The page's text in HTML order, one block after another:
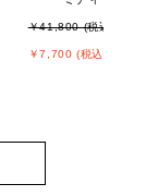
￥41,800 (税込)
￥7,700 (税込)